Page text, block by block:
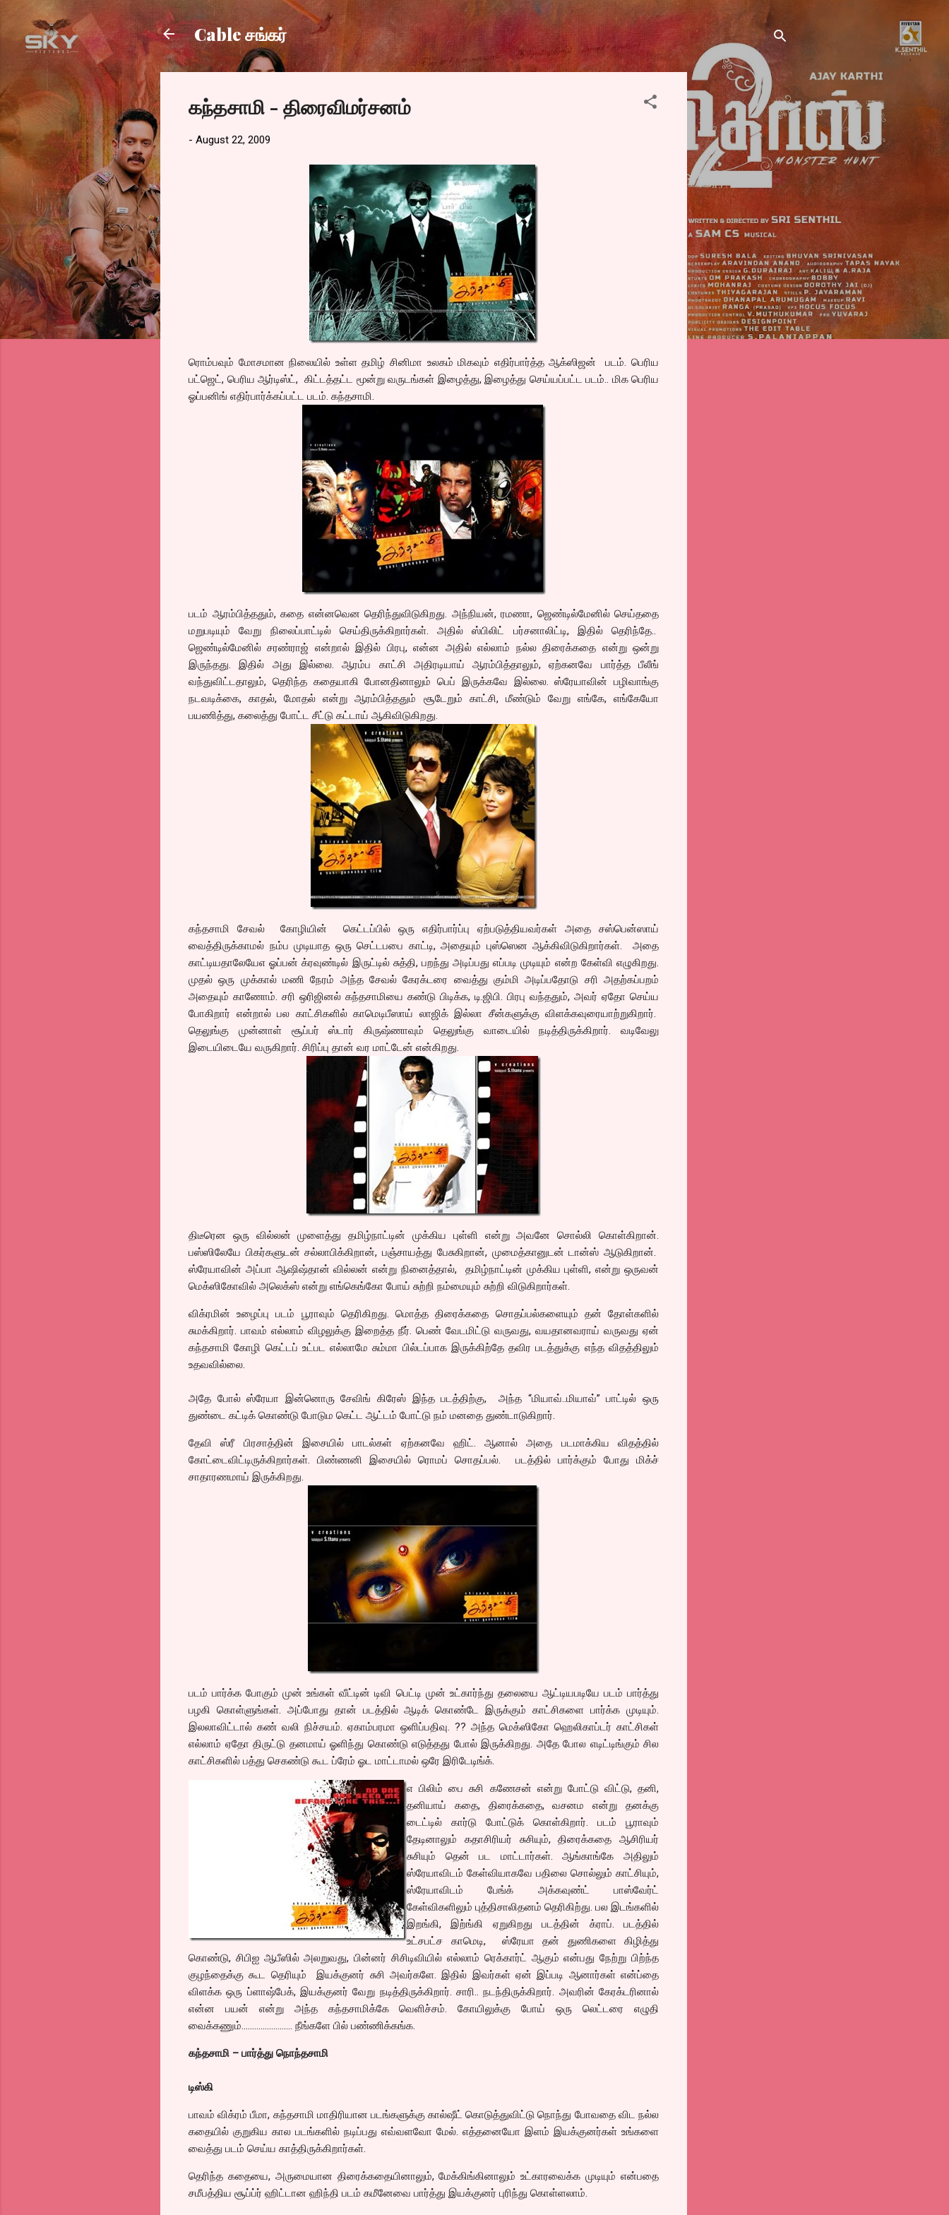
Skip to main content
Cable சங்கர்
கந்தசாமி - திரைவிமர்சனம்
- August 22, 2009
ரொம்பவும் மோசமான நிலையில் உள்ள தமிழ் சினிமா உலகம் மிகவும் எதிர்பார்த்த ஆக்ஸிஜன் படம். பெரிய
பட்ஜெட், பெரிய ஆர்டிஸ்ட், கிட்டத்தட்ட மூன்று வருடங்கள் இழைத்து, இழைத்து செய்யப்பட்ட படம்.. மிக பெரிய
ஓப்பனிங் எதிர்பார்க்கப்பட்ட படம். கந்தசாமி.
படம் ஆரம்பித்ததும், கதை என்னவென தெரிந்துவிடுகிறது. அந்நியன், ரமணா, ஜெண்டில்மேனில் செய்ததை
மறுபடியும் வேறு நிலைப்பாட்டில் செய்திருக்கிறார்கள். அதில் ஸ்பிலிட் பர்சனாலிட்டி, இதில் தெரிந்தே..
ஜெண்டில்மேனில் சரண்ராஜ் என்றால் இதில் பிரபு, என்ன அதில் எல்லாம் நல்ல திரைக்கதை என்று ஒன்று
இருந்தது. இதில் அது இல்லை. ஆரம்ப காட்சி அதிரடியாய் ஆரம்பித்தாலும், ஏற்கனவே பார்த்த பீலீங்
வந்துவிட்டதாலும், தெரிந்த கதையாகி போனதினாலும் பெப் இருக்கவே இல்லை. ஸ்ரேயாவின் பழிவாங்கு
நடவடிக்கை, காதல், மோதல் என்று ஆரம்பித்ததும் சூடேறும் காட்சி, மீண்டும் வேறு எங்கே, எங்கேயோ
பயணித்து, கலைத்து போட்ட சீட்டு கட்டாய் ஆகிவிடுகிறது.
கந்தசாமி சேவல் கோழியின் கெட்டப்பில் ஒரு எதிர்பார்ப்பு ஏற்படுத்தியவர்கள் அதை சஸ்பென்ஸாய்
வைத்திருக்காமல் நம்ப முடியாத ஒரு செட்டபபை காட்டி, அதையும் புஸ்ஸென ஆக்கிவிடுகிறார்கள். அதை
காட்டியதாலேயேஎ ஓப்பன் க்ரவுண்டில் இருட்டில் சுத்தி, பறந்து அடிப்பது எப்படி முடியும் என்ற கேள்வி எழுகிறது.
முதல் ஒரு முக்கால் மணி நேரம் அந்த சேவல் கேரக்டரை வைத்து கும்மி அடிப்பதோடு சரி அதற்கப்பறம்
அதையும் காணோம். சரி ஒரிஜினல் கந்தசாமியை கண்டு பிடிக்க, டி.ஜிபி. பிரபு வந்ததும், அவர் ஏதோ செய்ய
போகிறார் என்றால் பல காட்சிகளில் காமெடிபீஸாய் லாஜிக் இல்லா சீன்களுக்கு விளக்கவுரையாற்றுகிறார்.
தெலுங்கு முன்னாள் சூப்பர் ஸ்டார் கிருஷ்ணாவும் தெலுங்கு வாடையில் நடித்திருக்கிறார். வடிவேலு
இடையிடையே வருகிறார். சிரிப்பு தான் வர மாட்டேன் என்கிறது.
திடீரென ஒரு வில்லன் முளைத்து தமிழ்நாட்டின் முக்கிய புள்ளி என்று அவனே சொல்லி கொள்கிறான்.
பஸ்ஸிலேயே பிகர்களுடன் சல்லாபிக்கிறான், பஞ்சாயத்து பேசுகிறான், முமைத்கானுடன் டான்ஸ் ஆடுகிறான்.
ஸ்ரேயாவின் அப்பா ஆஷிஷ்தான் வில்லன் என்று நினைத்தால், தமிழ்நாட்டின் முக்கிய புள்ளி, என்று ஒருவன்
மெக்ஸிகோவில் அலெக்ஸ் என்று எங்கெங்கோ போய் சுற்றி நம்மையும் சுற்றி விடுகிறார்கள்.
விக்ரமின் உழைப்பு படம் பூராவும் தெரிகிறது. மொத்த திரைக்கதை சொதப்பல்களையும் தன் தோள்களில்
சுமக்கிறார். பாவம் எல்லாம் விழலுக்கு இறைத்த நீர். பெண் வேடமிட்டு வருவது, வயதானவராய் வருவது ஏன்
கந்தசாமி கோழி கெட்டப் உட்பட எல்லாமே சும்மா பில்டப்பாக இருக்கிற்தே தவிர படத்துக்கு எந்த விதத்திலும்
உதவவில்லை.
அதே போல் ஸ்ரேயா இன்னொரு சேவிங் கிரேஸ் இந்த படத்திற்கு, அந்த “மியாவ்..மியாவ்” பாட்டில் ஒரு
துண்டை கட்டிக் கொண்டு போடும கெட்ட ஆட்டம் போட்டு நம் மனதை துண்டாடுகிறார்.
தேவி ஸ்ரீ பிரசாத்தின் இசையில் பாடல்கள் ஏற்கனவே ஹிட். ஆனால் அதை படமாக்கிய விதத்தில்
கோட்டைவிட்டிருக்கிறார்கள். பிண்ணனி இசையில் ரொமப் சொதப்பல். படத்தில் பார்க்கும் போது மிக்ச்
சாதாரணமாய் இருக்கிறது.
படம் பார்க்க போகும் முன் உங்கள் வீட்டின் டிவி பெட்டி முன் உட்கார்ந்து தலையை ஆட்டியபடியே படம் பார்த்து
பழகி கொள்ளுங்கள். அப்போது தான் படத்தில் ஆடிக் கொண்டே இருக்கும் காட்சிகளை பார்க்க முடியும்.
இலலாவிட்டால் கண் வலி நிச்சயம். ஏகாம்பரமா ஒளிப்பதிவு. ?? அந்த மெக்ஸிகோ ஹெலிகாப்டர் காட்சிகள்
எல்லாம் ஏதோ திருட்டு தனமாய் ஓளிந்து கொண்டு எடுத்தது போல் இருக்கிறது. அதே போல எடிட்டிங்கும் சில
காட்சிகளில் பத்து செகண்டு கூட ப்ரேம் ஓட மாட்டாமல் ஒரே இரிடேடிங்க்.
எ பிலிம் பை சுசி கணேசன் என்று போட்டு விட்டு, தனி,
தனியாய் கதை, திரைக்கதை, வசனம என்று தனக்கு
டைட்டில் கார்டு போட்டுக் கொள்கிறார். படம் பூராவும்
தேடினாலும் கதாசிரியர் சுசியும், திரைக்கதை ஆசிரியர்
சுசியும் தென் பட மாட்டார்கள். ஆங்காங்கே அதிலும்
ஸ்ரேயாவிடம் கேள்வியாகவே பதிலை சொல்லும் காட்சியும்,
ஸ்ரேயாவிடம் பேங்க் அக்கவுண்ட் பாஸ்வேர்ட்
கேள்விகளிலும் புத்திசாலிதனம் தெரிகிற்து. பல இடங்களில்
இறங்கி, இற்ங்கி ஏறுகிறது படத்தின் க்ராப். படத்தில்
உட்சபட்ச காமெடி, ஸ்ரேயா தன் துணிகளை கிழித்து
கொண்டு, சிபிஐ ஆபீஸில் அலறுவது, பின்னர் சிசிடிவியில் எல்லாம் ரெக்கார்ட் ஆகும் என்பது நேற்று பிற்ந்த
குழந்தைக்கு கூட தெரியும் இயக்குனர் சுசி அவர்களே. இதில் இவர்கள் ஏன் இப்படி ஆனார்கள் என்ப்தை
விளக்க ஒரு ப்ளாஷ்பேக், இயக்குனர் வேறு நடித்திருக்கிறார். சாரி.. நடந்திருக்கிறார். அவரின் கேரக்டரினால்
என்ன பயன் என்று அந்த கந்தசாமிக்கே வெளிச்சம். கோயிலுக்கு போய் ஒரு லெட்டரை எழுதி
வைக்கணும்…………………… நீங்களே பில் பண்ணிக்கங்க.
கந்தசாமி – பார்த்து நொந்தசாமி
டிஸ்கி
பாவம் விக்ரம் பீமா, கந்தசாமி மாதிரியான படங்களுக்கு கால்ஷீட் கொடுத்துவிட்டு நொந்து போவதை விட நல்ல
கதையில் குறுகிய கால படங்களில் நடிப்பது எவ்வளவோ மேல். எத்தனையோ இளம் இயக்குனர்கள் உங்களை
வைத்து படம் செய்ய காத்திருக்கிறார்கள்.
தெரிந்த கதையை, அருமையான திரைக்கதையினாலும், மேக்கிங்கினாலும் உட்காரவைக்க முடியும் என்பதை
சமீபத்திய சூப்ப்ர் ஹிட்டான ஹிந்தி படம் கமீனேவை பார்த்து இயக்குனர் புரிந்து கொள்ளலாம்.